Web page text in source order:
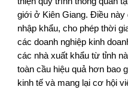
giới ở Kiên Giang. Điều
nhập khẩu, cho phép thời
các doanh nghiệp kinh
các nhà xuất khẩu từ tỉnh
toàn cầu hiệu quả hơn bao
kinh tế và mang lại cơ hội